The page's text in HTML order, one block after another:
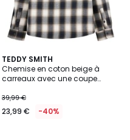
TEDDY SMITH
Chemise en coton beige à
carreaux avec une coupe
39,99 €
23,99 € -40%